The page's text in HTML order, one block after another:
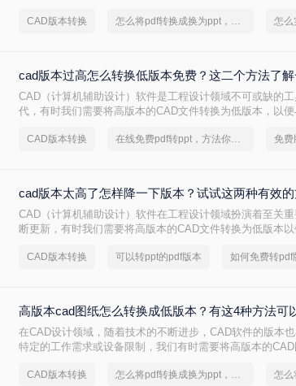
种将CAD版本转换成低版本的方法。
CAD版本转换 怎么将pdf转换成换为ppt，分享一种简单的方法
cad版本过高怎么转换低版本免费？这二个方法了解
CAD（计算机辅助设计）软件是工程设计领域不可或缺的
代，有时我们需要将高版本的CAD文件转换为低版本，以
CAD版本转换 在线免费pdf转ppt，方法你了解吗？ 免费
cad版本太高了怎样降一下版本？试试这两种有效的
CAD（计算机辅助设计）软件在工程设计领域扮演着至关
断更新，有时我们需要将高版本的CAD文件转换为低版本
CAD版本转换 可以转ppt的pdf版本 如何免费转pdf
高版本cad图纸怎么转换成低版本？有这4种方法可
在CAD设计领域，随着技术的不断进步，CAD软件的版本
特定的工作需求或设备限制，我们有时需要将高版本的
文将详细介绍四种将高版本CAD图纸转换为低版本的方法
CAD版本转换 怎么将pdf转换成换为ppt，分享一种简单的方法